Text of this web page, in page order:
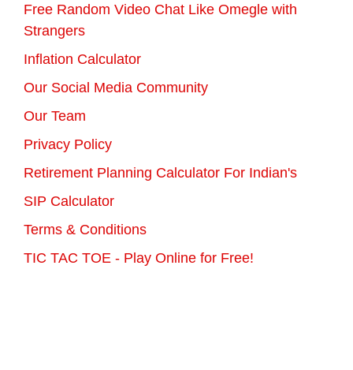
Free Random Video Chat Like Omegle with
Strangers
Inflation Calculator
Our Social Media Community
Our Team
Privacy Policy
Retirement Planning Calculator For Indian's
SIP Calculator
Terms & Conditions
TIC TAC TOE - Play Online for Free!